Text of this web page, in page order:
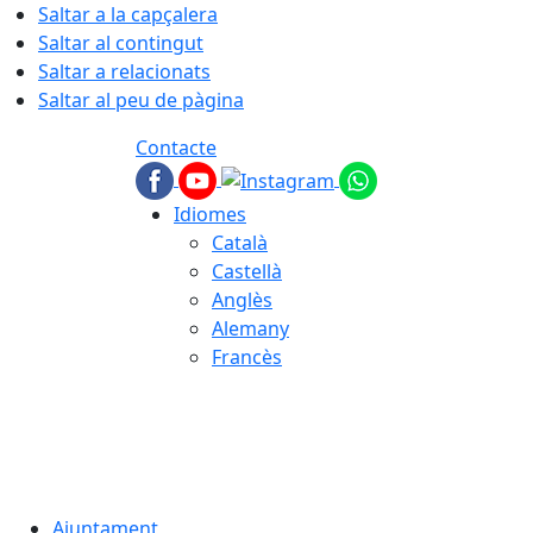
Saltar a la capçalera
Saltar al contingut
Saltar a relacionats
Saltar al peu de pàgina
Contacte
Idiomes
Català
Castellà
Anglès
Alemany
Francès